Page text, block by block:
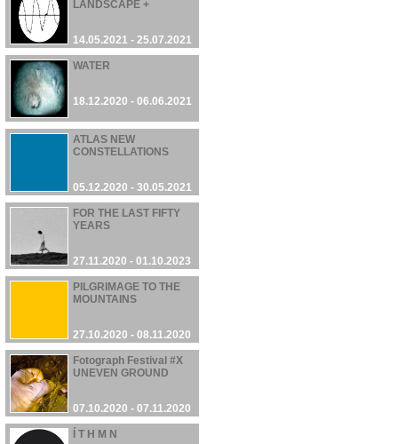
LANDSCAPE +
14.05.2021 - 25.07.2021
WATER
18.12.2020 - 06.06.2021
ATLAS NEW
CONSTELLATIONS
05.12.2020 - 30.05.2021
FOR THE LAST FIFTY
YEARS
27.11.2020 - 01.10.2023
PILGRIMAGE TO THE
MOUNTAINS
27.10.2020 - 08.11.2020
Fotograph Festival #X
UNEVEN GROUND
07.10.2020 - 07.11.2020
Í T H M N